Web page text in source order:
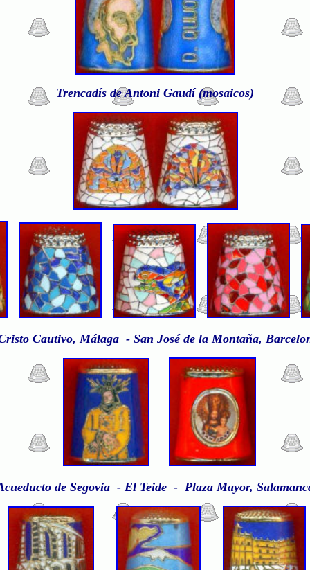
Trencadís de Antoni Gaudí (mosaicos)
Cautivo, Málaga - San José de la Montaña,
de Segovia - El Teide - Plaza Mayor,